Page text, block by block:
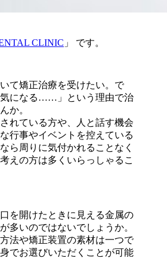
CLINIC 」 です。
て矯正治療を受けたい。で
気になる……」という理由で治
か。
れている方や、人と話す機会
行事やイベントを控えている
ら周りに気付かれることなく
えの方は多くいらっしゃるこ
を開けたときに見える金属の
多いのではないでしょうか。
法や矯正装置の素材は一つで
でお選びいただくことが可能